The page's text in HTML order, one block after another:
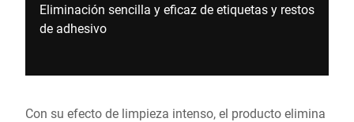
Eliminación sencilla y eficaz de etiquetas y restos
de adhesivo
Con su efecto de limpieza intenso, el producto elimina